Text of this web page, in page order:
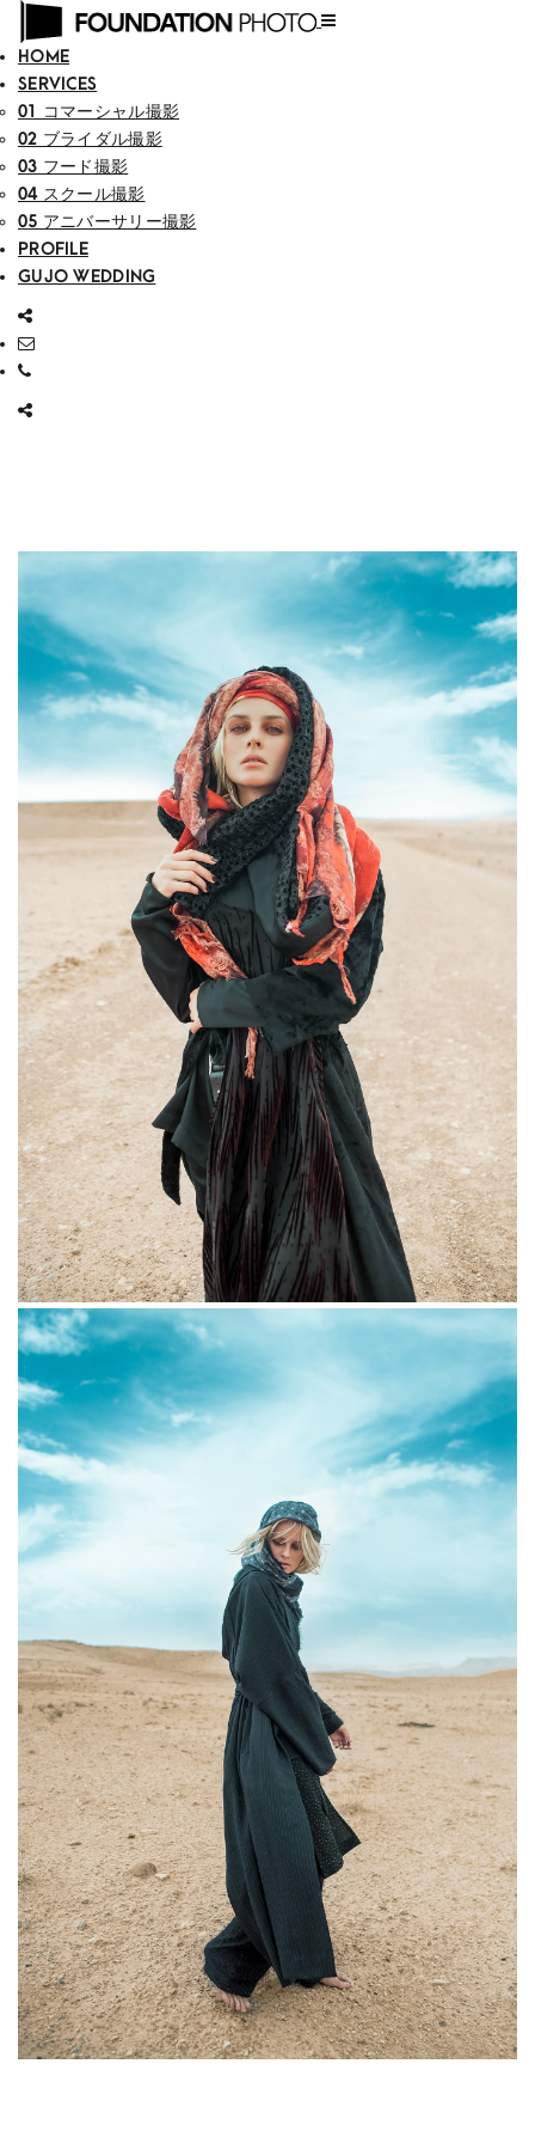
HOME
SERVICES
01 コマーシャル撮影
02 ブライダル撮影
03 フード撮影
04 スクール撮影
05 アニバーサリー撮影
PROFILE
GUJO WEDDING
Vestibulum